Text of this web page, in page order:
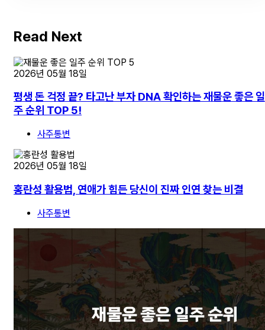
Read Next
2026년 05월 18일
평생 돈 걱정 끝? 타고난 부자 DNA 확인하는 재물운 좋은 일
주 순위 TOP 5!
사주통변
2026년 05월 18일
홍란성 활용법, 연애가 힘든 당신이 진짜 인연 찾는 비결
사주통변